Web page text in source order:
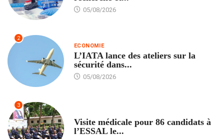
05/08/2026
2
ECONOMIE
L’IATA lance des ateliers sur la
sécurité dans...
05/08/2026
3
Visite médicale pour 86 candidats à
l’ESSAL le...